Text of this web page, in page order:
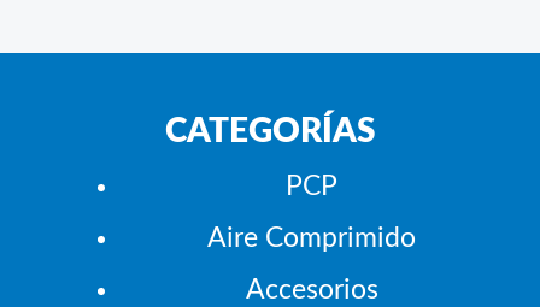
CATEGORÍAS
PCP
Aire Comprimido
Accesorios